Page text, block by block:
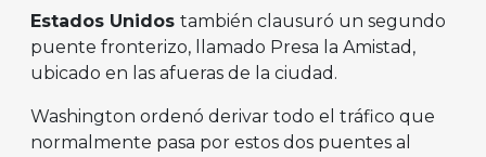
Estados Unidos también clausuró un segundo
puente fronterizo, llamado Presa la Amistad,
ubicado en las afueras de la ciudad.
Washington ordenó derivar todo el tráfico que
normalmente pasa por estos dos puentes al